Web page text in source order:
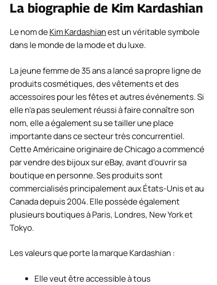
La biographie de Kim Kardashian
Le nom deKim Kardashianest un véritable symbole
dans le monde de la mode et du luxe.
La jeune femme de 35 ans a lancé sa propre ligne de
produits cosmétiques, des vêtements et des
accessoires pour les fêtes et autres événements. Si
elle n’a pas seulement réussi à faire connaître son
nom, elle a également su se tailler une place
importante dans ce secteur très concurrentiel.
Cette Américaine originaire de Chicago a commencé
par vendre des bijoux sur eBay, avant d’ouvrir sa
boutique en personne. Ses produits sont
commercialisés principalement aux États-Unis et au
Canada depuis 2004. Elle possède également
plusieurs boutiques à Paris, Londres, New York et
Tokyo.
Les valeurs que porte la marque Kardashian :
Elle veut être accessible à tous